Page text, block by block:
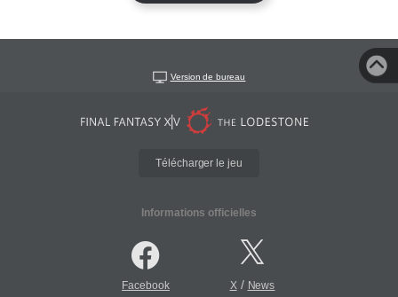
Version de bureau
Télécharger le jeu
Informations officielles
Facebook X/ News